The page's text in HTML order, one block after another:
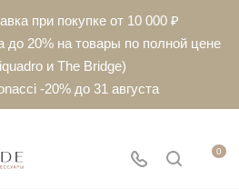
при покупке от 10 000 ₽
до 20% на товары по полной цене
и The Bridge)
-20% до 31 августа
0